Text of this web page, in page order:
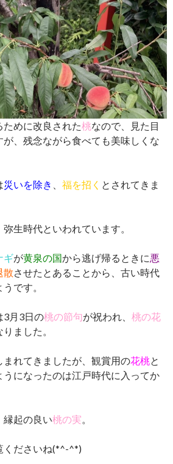
めに改良された桃なので、見た目
が、残念ながら食べても美味しくな
災いを除き 福を招く とされてきま
生時代といわれています。
ギが黄泉の国から逃げ帰るときに悪
散させたとあることから、古い時代
です。
3月3日の桃の節句が祝われ、 桃の花
ました。
れてきましたが、観賞用の花桃と
うになったのは江戸時代に入ってか
縁起の良い桃の実。
くださいね(*^-^*)